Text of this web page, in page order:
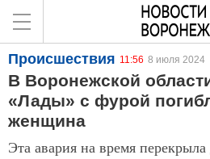
Происшествия 11:56 8 июля 2024
В Воронежской
«Лады» с фурой
женщина
Эта авария на время перекрыла